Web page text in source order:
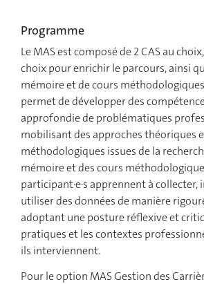
Programme
Le MAS est composé de 2 CAS au
choix pour enrichir le parcours, ainsi
mémoire et de cours
permet de développer des
approfondie de problématiques
mobilisant des approches théoriques
méthodologiques issues de la
mémoire et des cours
participant·e·s apprennent à
utiliser des données de manière
adoptant une posture réflexive et
pratiques et les contextes
ils interviennent.
Pour le option MAS Gestion des